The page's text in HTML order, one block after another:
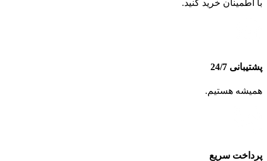
با اطمینان خرید کنید.
پشتیبانی 24/7
همیشه هستیم.
پرداخت سریع